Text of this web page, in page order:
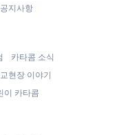
공지사항
카타콤 소식
현장 이야기
이 카타콤